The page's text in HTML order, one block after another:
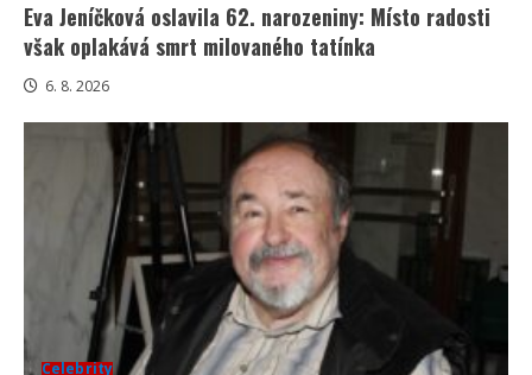
Eva Jeníčková oslavila 62. narozeniny: Místo radosti
však oplakává smrt milovaného tatínka
6. 8. 2026
Celebrity